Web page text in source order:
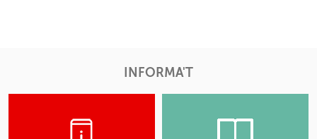
INFORMA'T